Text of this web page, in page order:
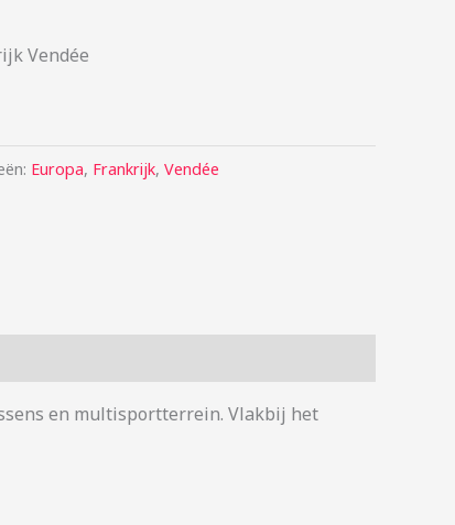
Vendée
Europa, Frankrijk, Vendée
en multisportterrein. Vlakbij het